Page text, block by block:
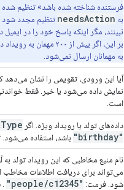
,
: boolean,
,
boolean,
فرستنده شناخته شده باشد» تنظیم
به needsAction تنظیم مجدد شود
نبینند، مگر اینکه پاسخ خود را در
بر این، اگر بیش از ۲۰۰
به مهمانان ارسال نمی‌شود.
آیا این ورودی، تقویمی را نشان می‌دهد
است.
داده‌های تولد یا رویداد ویژه. اگر Type
"birthday" باشد، استفاده می‌شود.
نام منبع مخاطبی که این رویداد تولد
می‌تواند برای دریافت اطلاعات مخاطب
شود. فرمت: "people
/c12345"